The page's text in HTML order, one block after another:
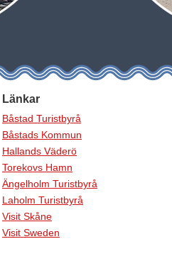
Länkar
Båstad Turistbyrå
Båstads Kommun
Hallands Väderö
Torekovs Hamn
Ängelholm Turistbyrå
Laholm Turistbyrå
Visit Skåne
Visit Sweden